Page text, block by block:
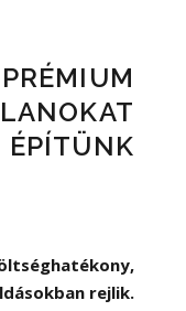
ÉPÍTÜNK
rejlik.